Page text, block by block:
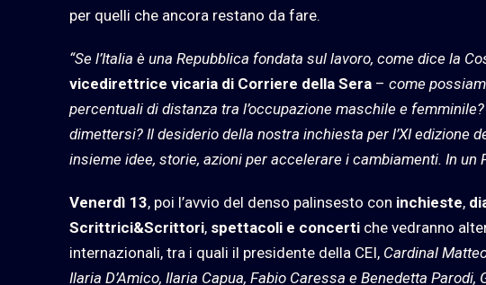
per quelli che ancora restano da fare.
“Se l’Italia è una Repubblica fondata sul lavoro, come dice la
vicedirettrice vicaria di Corriere della Sera – come
percentuali di distanza tra l’occupazione maschile e
dimettersi? Il desiderio della nostra inchiesta per l’XI edizione
insieme idee, storie, azioni per accelerare i cambiamenti. In un
Venerdì 13, poi l’avvio del denso palinsesto con inchieste,
Scrittrici&Scrittori, spettacoli e concerti che vedranno
internazionali, tra i quali il presidente della CEI, Cardinal
Ilaria D’Amico, Ilaria Capua, Fabio Caressa e Benedetta